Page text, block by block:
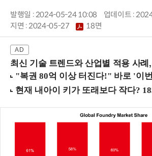
발행일 : 2024-05-24 10:08
업데이트 :
지면 :2024-05-27 18면
최신 기술 트렌드와 산업별 적용 사례, 실질적인 실행 전략